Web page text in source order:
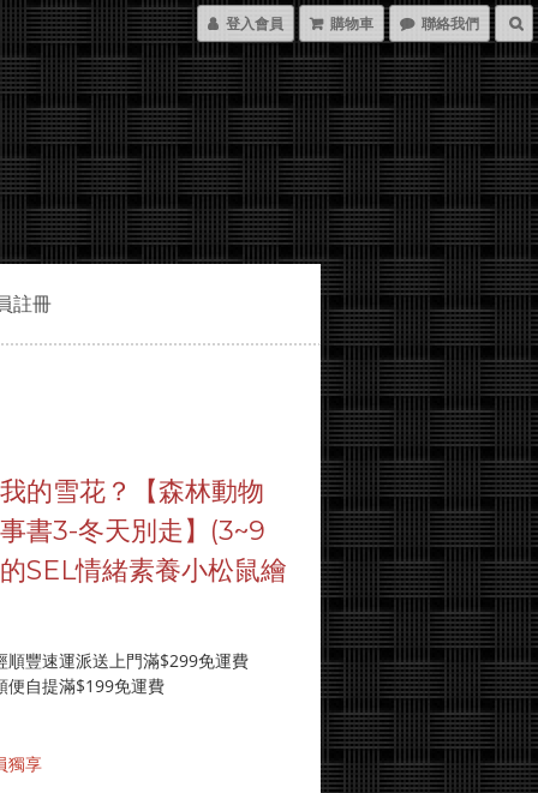
登入會員 購物車 聯絡我們
註冊
的雪花？【森林動物
書3-冬天別走】(3~9
SEL情緒素養小松鼠繪
順豐速運派送上門滿$299免運費
便自提滿$199免運費
獨享